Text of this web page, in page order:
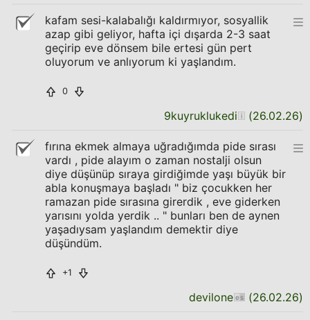
kafam sesi-kalabalığı kaldırmıyor, sosyallik
azap gibi geliyor, hafta içi dışarda 2-3 saat
geçirip eve dönsem bile ertesi gün pert
oluyorum ve anlıyorum ki yaşlandım.
0
9kuyruklukedi (26.02.26)
fırına ekmek almaya uğradığımda pide sırası
vardı , pide alayım o zaman nostalji olsun
diye düşünüp sıraya girdiğimde yaşı büyük bir
abla konuşmaya başladı " biz çocukken her
ramazan pide sırasına girerdik , eve giderken
yarısını yolda yerdik .. " bunları ben de aynen
yaşadıysam yaşlandım demektir diye
düşündüm.
+1
devilone (26.02.26)